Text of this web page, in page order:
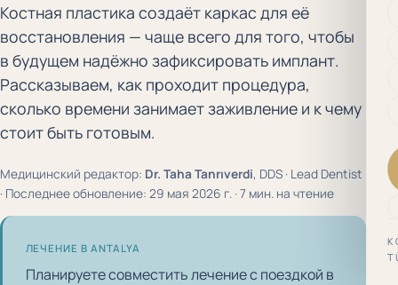
Костная пластика создаёт каркас для её
восстановления — чаще всего для того, чтобы
в будущем надёжно зафиксировать имплант.
Рассказываем, как проходит процедура,
сколько времени занимает заживление и к чему
стоит быть готовым.
Медицинский редактор: Dr. Taha Tanrıverdi, DDS · Lead Dentist
· Последнее обновление: 29 мая 2026 г. · 7 мин. на чтение
ЛЕЧЕНИЕ В ANTALYA
Планируете совместить лечение с поездкой в